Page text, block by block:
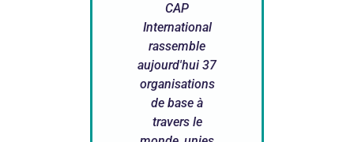
CAP
International
rassemble
aujourd'hui 37
organisations
de base à
travers le